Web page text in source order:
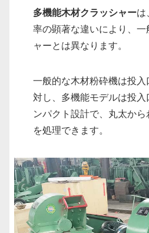
多機能木材クラッシャーは
率の顕著な違いにより、
ャーとは異なります。
一般的な木材粉砕機は投入
対し、多機能モデルは投入
ンパクト設計で、丸太か
を処理できます。